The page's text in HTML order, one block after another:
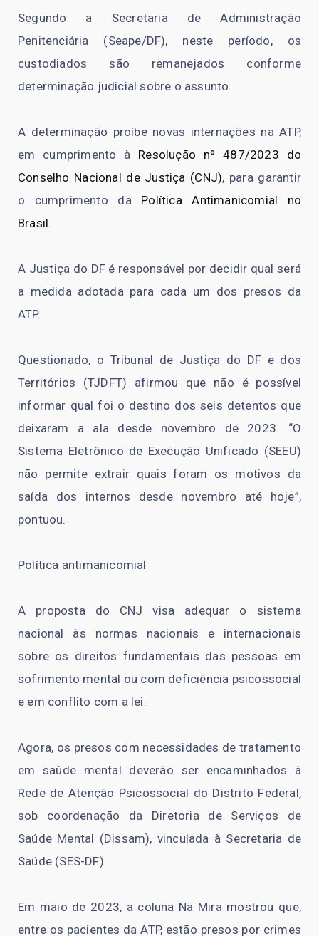
Segundo a Secretaria de Administração
Penitenciária (Seape/DF), neste período, os
custodiados são remanejados conforme
determinação judicial sobre o assunto.
A determinação proíbe novas internações na ATP,
em cumprimento à Resolução nº 487/2023 do
Conselho Nacional de Justiça (CNJ), para garantir
o cumprimento da Política Antimanicomial no
Brasil.
A Justiça do DF é responsável por decidir qual será
a medida adotada para cada um dos presos da
ATP.
Questionado, o Tribunal de Justiça do DF e dos
Territórios (TJDFT) afirmou que não é possível
informar qual foi o destino dos seis detentos que
deixaram a ala desde novembro de 2023. “O
Sistema Eletrônico de Execução Unificado (SEEU)
não permite extrair quais foram os motivos da
saída dos internos desde novembro até hoje”,
pontuou.
Política antimanicomial
A proposta do CNJ visa adequar o sistema
nacional às normas nacionais e internacionais
sobre os direitos fundamentais das pessoas em
sofrimento mental ou com deficiência psicossocial
e em conflito com a lei.
Agora, os presos com necessidades de tratamento
em saúde mental deverão ser encaminhados à
Rede de Atenção Psicossocial do Distrito Federal,
sob coordenação da Diretoria de Serviços de
Saúde Mental (Dissam), vinculada à Secretaria de
Saúde (SES-DF).
Em maio de 2023, a coluna Na Mira mostrou que,
entre os pacientes da ATP, estão presos por crimes